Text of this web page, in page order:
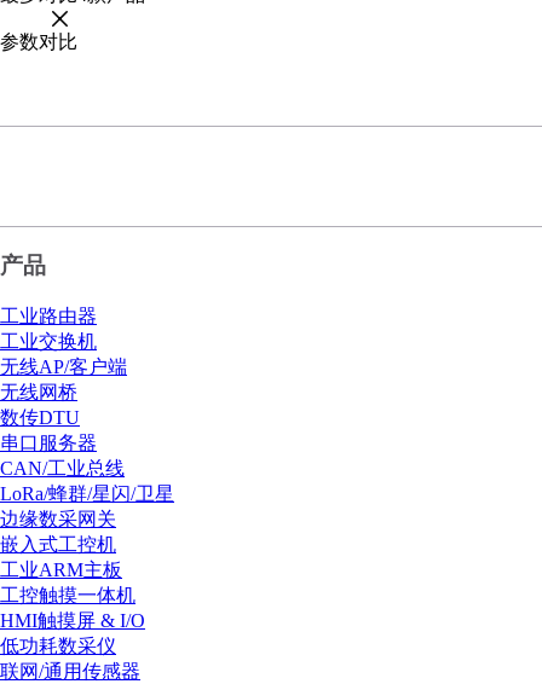
参数对比
产品
工业路由器
工业交换机
无线AP/客户端
无线网桥
数传DTU
串口服务器
CAN/工业总线
LoRa/蜂群/星闪/卫星
边缘数采网关
嵌入式工控机
工业ARM主板
工控触摸一体机
HMI触摸屏 & I/O
低功耗数采仪
联网/通用传感器